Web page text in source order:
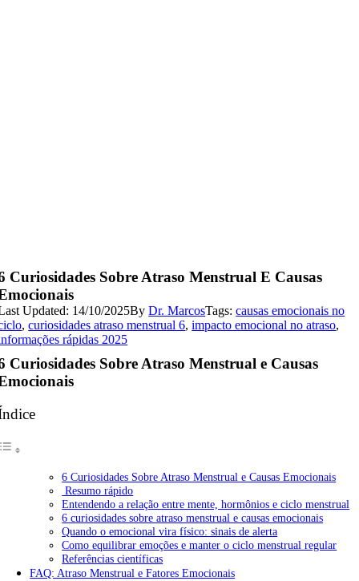
Curiosidades Sobre Atraso Menstrual E Causas
Updated: 14/10/2025ByDr. MarcosTags:causas emocionais no
,curiosidades atraso menstrual 6,impacto emocional no atraso,
rápidas 2025
Curiosidades Sobre Atraso Menstrual e Causas
6 Curiosidades Sobre Atraso Menstrual e Causas Emocionais
Resumo rápido
Entendendo a relação entre mente, hormônios e ciclo menstrual
6 curiosidades sobre atraso menstrual e causas emocionais
Quando o emocional vira físico: sinais de alerta
Como equilibrar emoções e manter o ciclo menstrual regular
Referências científicas
FAQ: Atraso Menstrual e Fatores Emocionais